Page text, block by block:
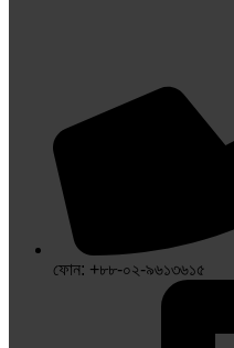
ফোন: +৮৮-০২-৯৬১৩৬১৫